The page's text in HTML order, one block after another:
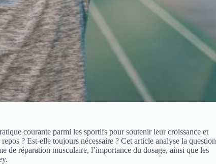
courante parmi les sportifs pour soutenir leur croissance et
? Est-elle toujours nécessaire ? Cet article analyse la question
de réparation musculaire, l’importance du dosage, ainsi que les